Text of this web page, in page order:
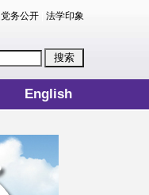
党务公开 法学印象
English